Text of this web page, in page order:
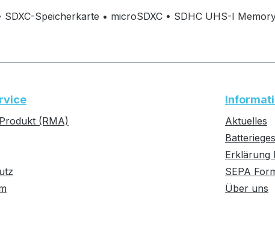
Speicherkarte • microSDXC • SDHC UHS-I
(RMA)
Aktuelles
Erklärung
SEPA
Über uns